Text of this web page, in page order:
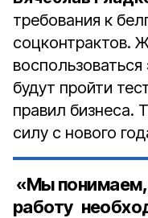
требования к
соцконтрактов.
будут пройти
правил бизнеса.
силу с нового
«Мы понимаем,
работу